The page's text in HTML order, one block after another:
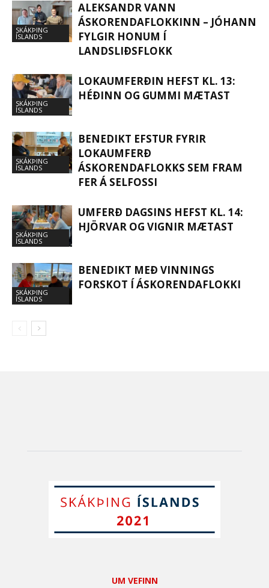
SKÁKÞING
ÍSLANDS
ALEKSANDR VANN
ÁSKORENDAFLOKKINN – JÓHANN
FYLGIR HONUM Í
LANDSLIÐSFLOKK
SKÁKÞING
ÍSLANDS
LOKAUMFERÐIN HEFST KL. 13:
HÉÐINN OG GUMMI MÆTAST
SKÁKÞING
ÍSLANDS
BENEDIKT EFSTUR FYRIR
LOKAUMFERÐ
ÁSKORENDAFLOKKS SEM FRAM
FER Á SELFOSSI
SKÁKÞING
ÍSLANDS
UMFERÐ DAGSINS HEFST KL. 14:
HJÖRVAR OG VIGNIR MÆTAST
SKÁKÞING
ÍSLANDS
BENEDIKT MEÐ VINNINGS
FORSKOT Í ÁSKORENDAFLOKKI
UM VEFINN